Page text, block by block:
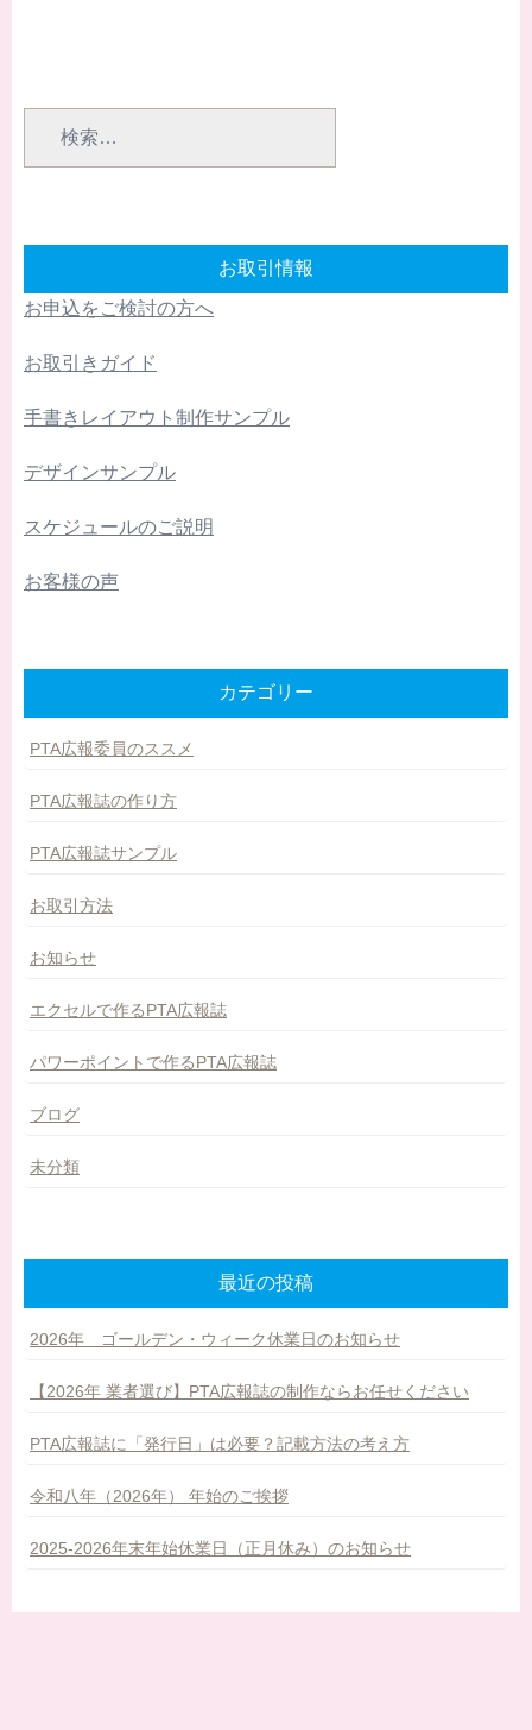
お取引情報
お申込をご検討の方へ
お取引きガイド
手書きレイアウト制作サンプル
デザインサンプル
スケジュールのご説明
お客様の声
カテゴリー
PTA広報委員のススメ
PTA広報誌の作り方
PTA広報誌サンプル
お取引方法
お知らせ
エクセルで作るPTA広報誌
パワーポイントで作るPTA広報誌
ブログ
未分類
最近の投稿
2026年 ゴールデン・ウィーク休業日のお知らせ
【2026年 業者選び】PTA広報誌の制作ならお任せください
PTA広報誌に「発行日」は必要？記載方法の考え方
令和八年（2026年） 年始のご挨拶
2025-2026年末年始休業日（正月休み）のお知らせ